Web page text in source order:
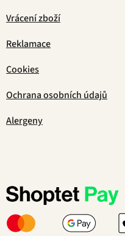
Vrácení zboží
Reklamace
Cookies
Ochrana osobních údajů
Alergeny